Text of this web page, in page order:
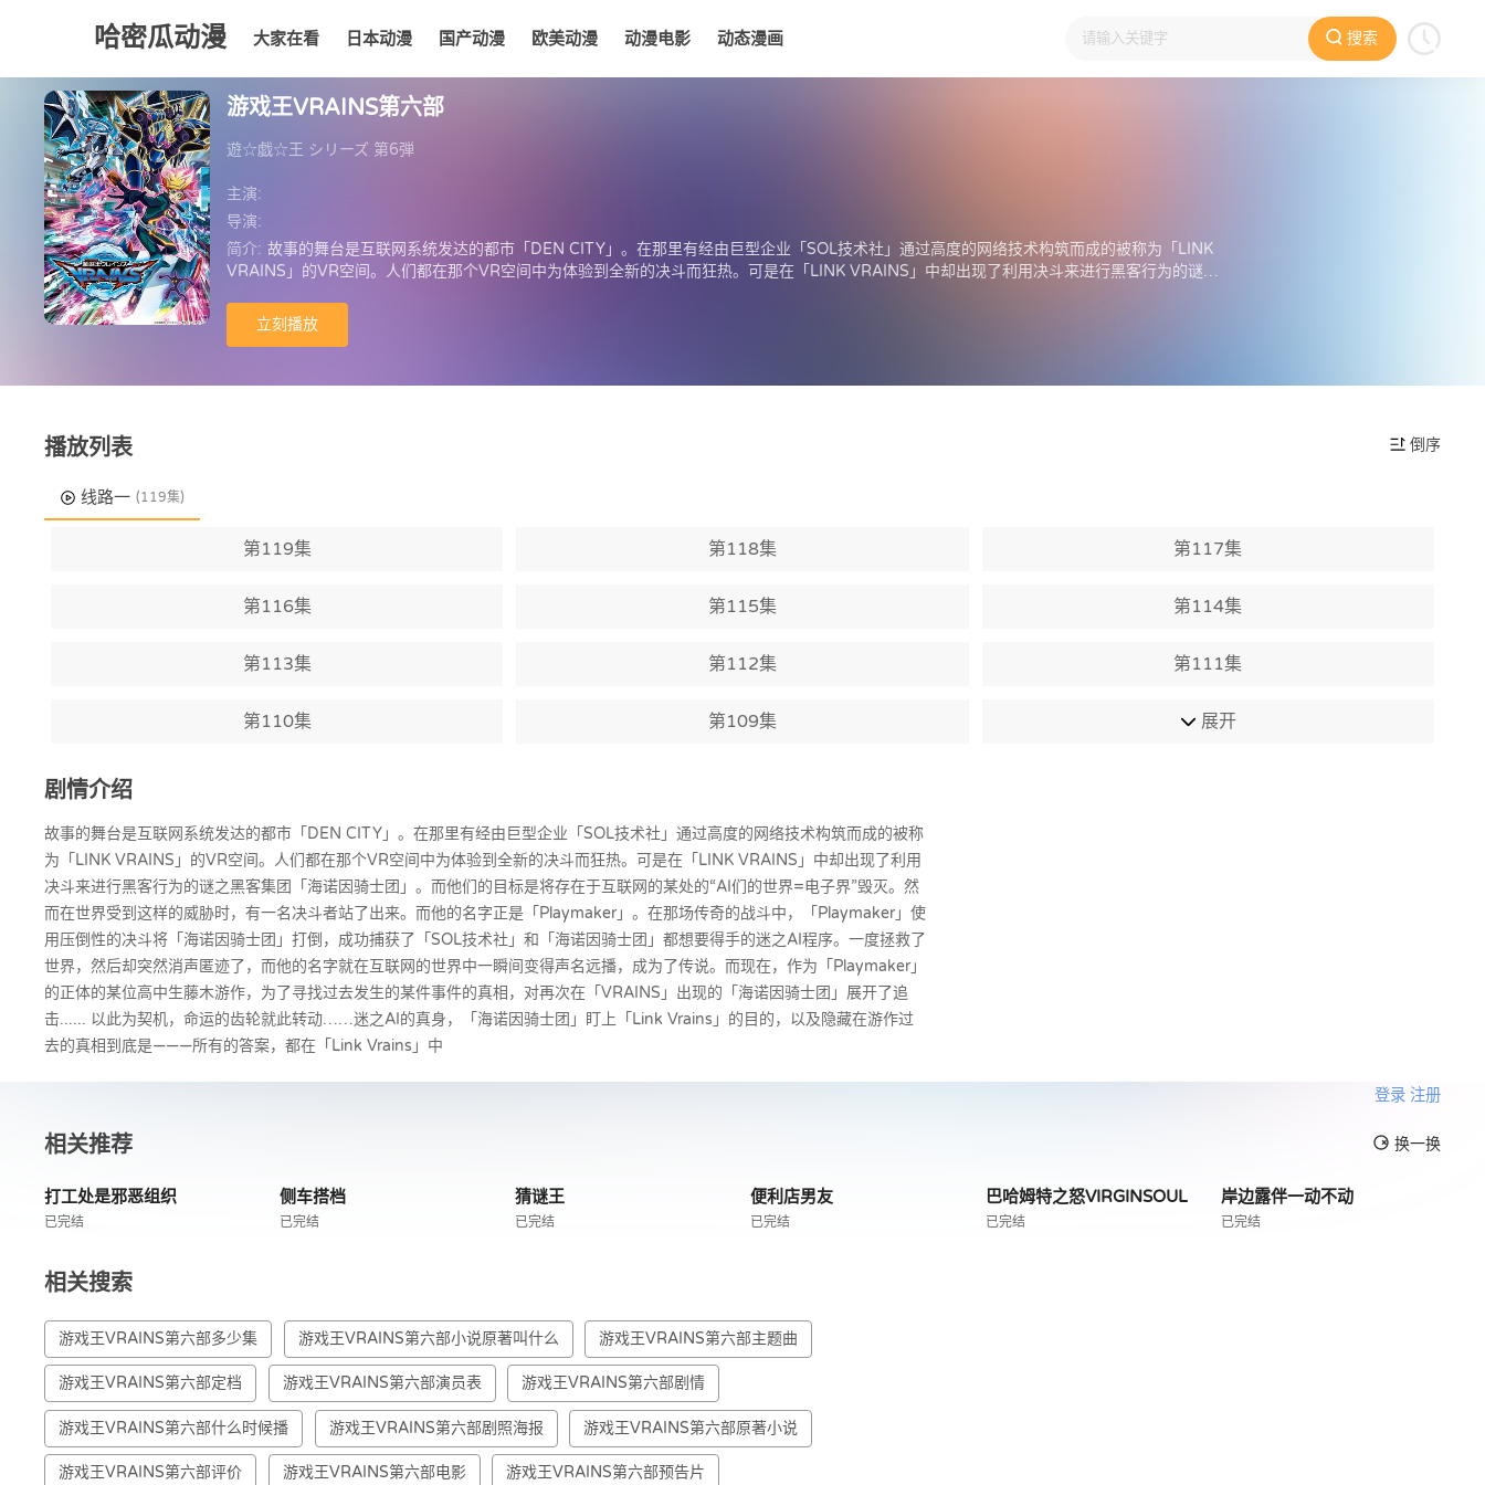
哈密瓜动漫 大家在看 日本动漫 国产动漫 欧美动漫 动漫电影 动态漫画 搜索
大家在看 日本动漫 国产动漫 欧美动漫
游戏王VRAINS第六部
遊☆戯☆王 シリーズ 第6弾
主演:
导演:
简介: 故事的舞台是互联网系统发达的都市「DEN CITY」。在那里有经由巨型企业「SOL技术社」通过高度的网络技术构筑而成的被称为「LINK
VRAINS」的VR空间。人们都在那个VR空间中为体验到全新的决斗而狂热。可是在「LINK VRAINS」中却出现了利用决斗来进行黑客行为的谜之
站了出来。而他的名字正是「Playmaker」。在那场传奇的战斗中，「Playmaker」使用压倒性的决斗将「海诺因骑士团」打倒，成功捕获了「S
OL技术社」和「海诺因骑士团」都想要得手的迷之AI程序。一度拯救了世界，然后却突然消声匿迹了，而他的名字就在互联网的世界中一瞬间变
S」出现的「海诺因骑士团」展开了追击...... 以此为契机，命运的齿轮就此转动……迷之AI的真身，「海诺因骑士团」盯上「Link Vrains」的目
立刻播放
播放列表 倒序
线路一 (119集)
第119集 第118集 第117集
第116集 第115集 第114集
第113集 第112集 第111集
第110集 第109集 展开
剧情介绍
故事的舞台是互联网系统发达的都市「DEN CITY」。在那里有经由巨型企业「SOL技术社」通过高度的网络技术构筑而成的被称
为「LINK VRAINS」的VR空间。人们都在那个VR空间中为体验到全新的决斗而狂热。可是在「LINK VRAINS」中却出现了利用
决斗来进行黑客行为的谜之黑客集团「海诺因骑士团」。而他们的目标是将存在于互联网的某处的“AI们的世界=电子界”毁灭。然
而在世界受到这样的威胁时，有一名决斗者站了出来。而他的名字正是「Playmaker」。在那场传奇的战斗中，「Playmaker」使
用压倒性的决斗将「海诺因骑士团」打倒，成功捕获了「SOL技术社」和「海诺因骑士团」都想要得手的迷之AI程序。一度拯救了
世界，然后却突然消声匿迹了，而他的名字就在互联网的世界中一瞬间变得声名远播，成为了传说。而现在，作为「Playmaker」
的正体的某位高中生藤木游作，为了寻找过去发生的某件事件的真相，对再次在「VRAINS」出现的「海诺因骑士团」展开了追
击...... 以此为契机，命运的齿轮就此转动……迷之AI的真身，「海诺因骑士团」盯上「Link Vrains」的目的，以及隐藏在游作过
去的真相到底是———所有的答案，都在「Link Vrains」中
登录 注册
相关推荐 换一换
打工处是邪恶组织
已完结
侧车搭档
已完结
猜谜王
已完结
便利店男友
已完结
巴哈姆特之怒VIRGINSOUL
已完结
岸边露伴一动不动
已完结
相关搜索
游戏王VRAINS第六部多少集 游戏王VRAINS第六部小说原著叫什么 游戏王VRAINS第六部主题曲
游戏王VRAINS第六部定档 游戏王VRAINS第六部演员表 游戏王VRAINS第六部剧情
游戏王VRAINS第六部什么时候播 游戏王VRAINS第六部剧照海报 游戏王VRAINS第六部原著小说
游戏王VRAINS第六部评价 游戏王VRAINS第六部电影 游戏王VRAINS第六部预告片